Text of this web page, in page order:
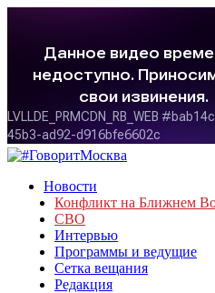
Новости
Конфликт на Ближнем
СВО
Интервью
Программы и ведущие
Сетка вещания
Редакция